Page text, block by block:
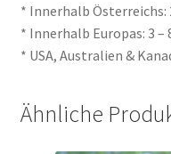
* Innerhalb Österreichs:
* Innerhalb Europas: 3 –
* USA, Australien &
Ähnliche